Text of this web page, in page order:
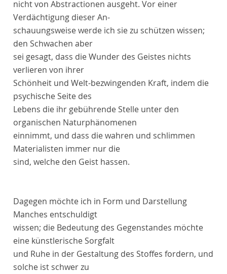
nicht von Abstractionen ausgeht. Vor einer
Verdächtigung dieser An-
schauungsweise werde ich sie zu schützen wissen;
den Schwachen aber
sei gesagt, dass die Wunder des Geistes nichts
verlieren von ihrer
Schönheit und Welt-bezwingenden Kraft, indem die
psychische Seite des
Lebens die ihr gebührende Stelle unter den
organischen Naturphänomenen
einnimmt, und dass die wahren und schlimmen
Materialisten immer nur die
sind, welche den Geist hassen.
Dagegen möchte ich in Form und Darstellung
Manches entschuldigt
wissen; die Bedeutung des Gegenstandes möchte
eine künstlerische Sorgfalt
und Ruhe in der Gestaltung des Stoffes fordern, und
solche ist schwer zu